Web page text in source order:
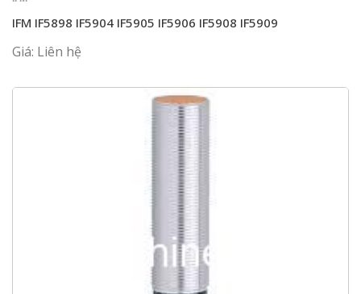
IFM IF5898 IF5904 IF5905 IF5906 IF5908 IF5909
Giá: Liên hệ